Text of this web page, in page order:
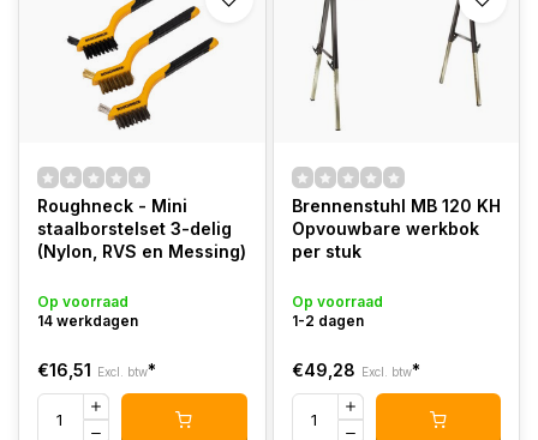
Roughneck - Mini
staalborstelset 3-delig
(Nylon, RVS en Messing)
Op voorraad
14 werkdagen
€16,51 Excl. btw*
Brennenstuhl MB 120 KH
Opvouwbare werkbok
per stuk
Op voorraad
1-2 dagen
€49,28 Excl. btw*